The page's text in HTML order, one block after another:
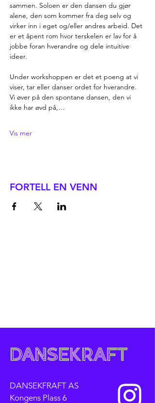
sammen. Soloen er den dansen du gjør
alene, den som kommer fra deg selv og
virker inn i eget og/eller andres arbeid. Det
er et åpent rom hvor terskelen er lav for å
jobbe foran hverandre og dele intuitive
ideer.
Under workshoppen er det et poeng at vi
viser, tar eller danser ordet for hverandre.
Vi øver på den spontane dansen, den vi
ikke har øvd på,…
Vis mer
FORTELL EN VENN
Dansekraft
DANSEKFRAFT AS
Kongens Plass 6